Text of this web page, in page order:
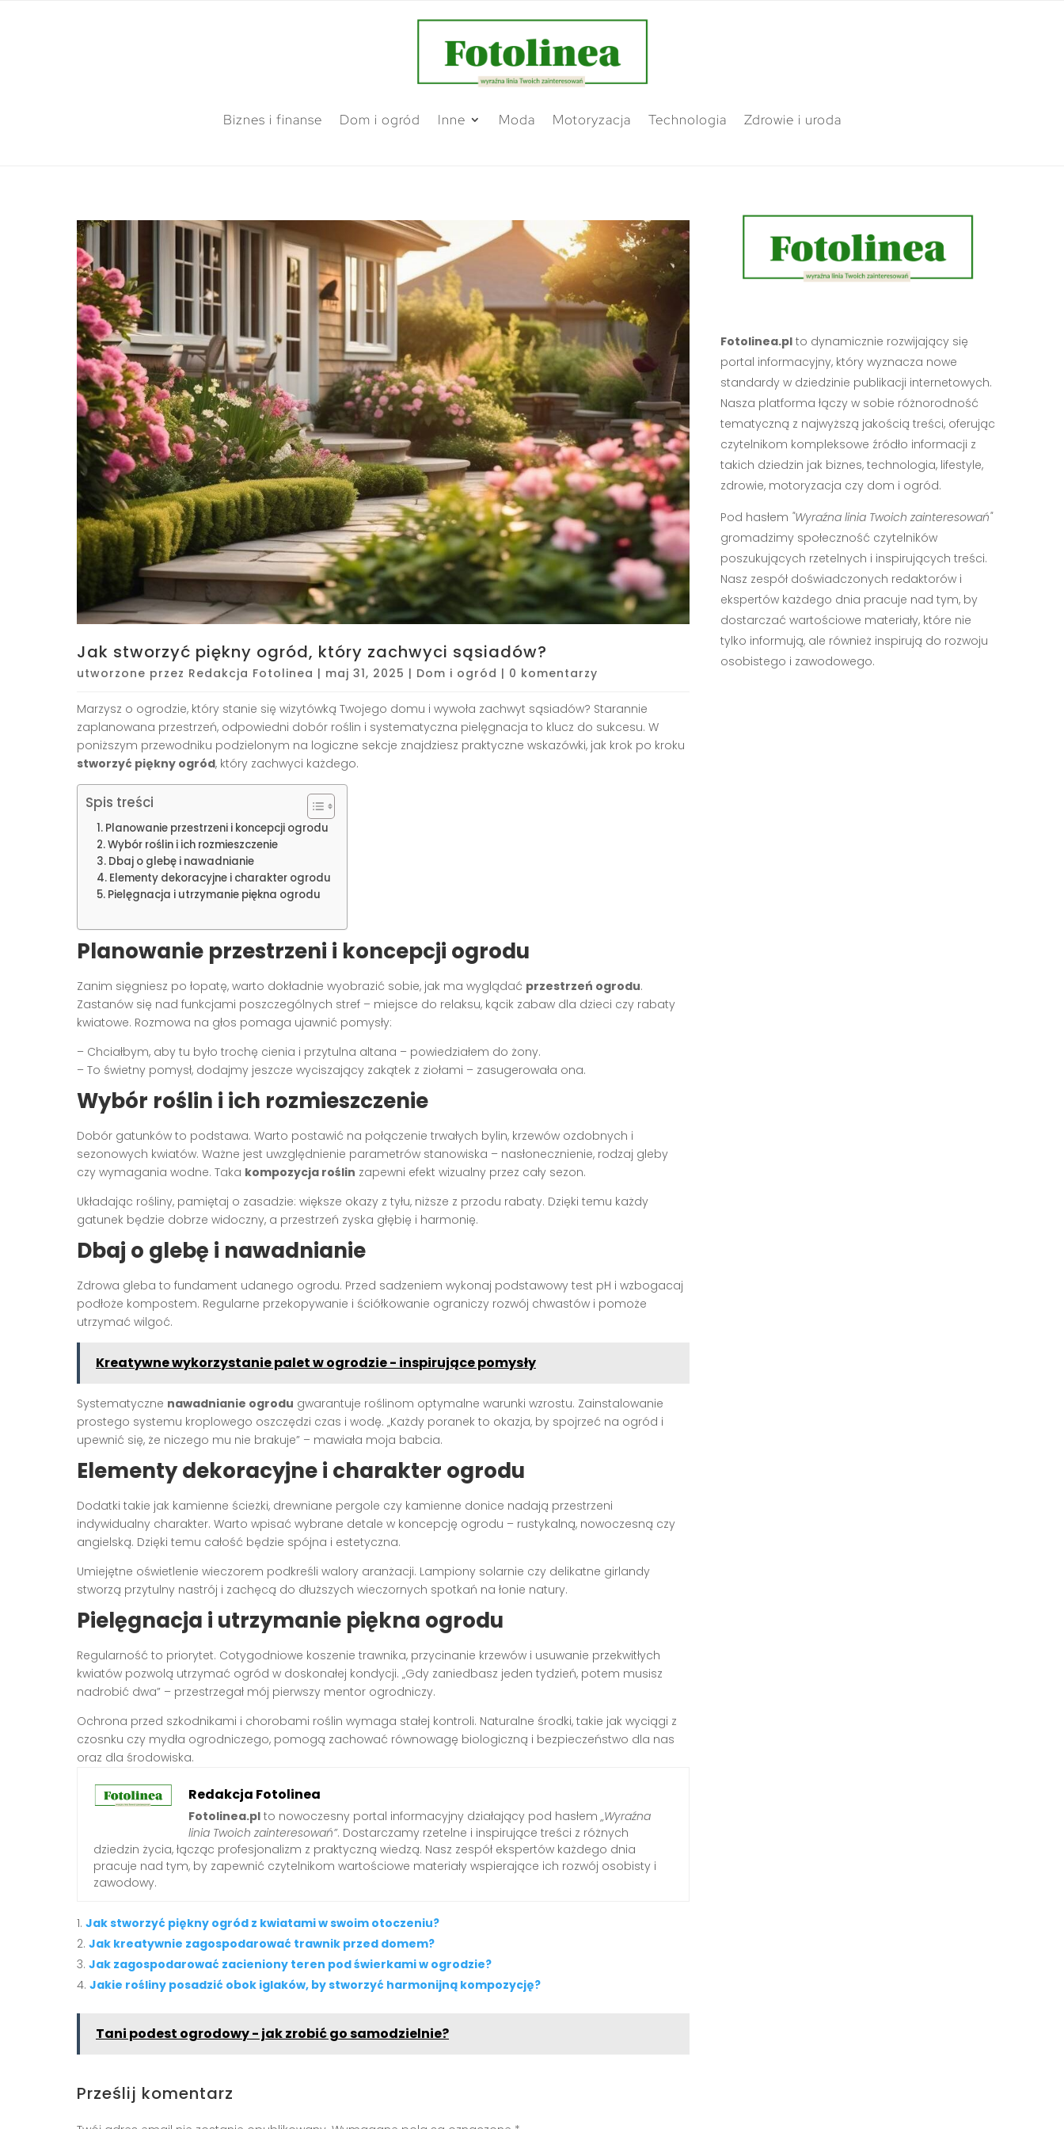
Biznes i finanse Dom i ogród Inne Moda Motoryzacja Technologia Zdrowie i uroda
Jak stworzyć piękny ogród, który zachwyci sąsiadów?
utworzone przez Redakcja Fotolinea | maj 31, 2025 | Dom i ogród | 0 komentarzy
Marzysz o ogrodzie, który stanie się wizytówką Twojego domu i wywoła zachwyt sąsiadów? Starannie
zaplanowana przestrzeń, odpowiedni dobór roślin i systematyczna pielęgnacja to klucz do sukcesu. W
poniższym przewodniku podzielonym na logiczne sekcje znajdziesz praktyczne wskazówki, jak krok po kroku
stworzyć piękny ogród, który zachwyci każdego.
Spis treści
Planowanie przestrzeni i koncepcji ogrodu
Wybór roślin i ich rozmieszczenie
Dbaj o glebę i nawadnianie
Elementy dekoracyjne i charakter ogrodu
Pielęgnacja i utrzymanie piękna ogrodu
Planowanie przestrzeni i koncepcji ogrodu
Zanim sięgniesz po łopatę, warto dokładnie wyobrazić sobie, jak ma wyglądać przestrzeń ogrodu.
Zastanów się nad funkcjami poszczególnych stref – miejsce do relaksu, kącik zabaw dla dzieci czy rabaty
kwiatowe. Rozmowa na głos pomaga ujawnić pomysły:
– Chciałbym, aby tu było trochę cienia i przytulna altana – powiedziałem do żony.
– To świetny pomysł, dodajmy jeszcze wyciszający zakątek z ziołami – zasugerowała ona.
Wybór roślin i ich rozmieszczenie
Dobór gatunków to podstawa. Warto postawić na połączenie trwałych bylin, krzewów ozdobnych i
sezonowych kwiatów. Ważne jest uwzględnienie parametrów stanowiska – nasłonecznienie, rodzaj gleby
czy wymagania wodne. Taka kompozycja roślin zapewni efekt wizualny przez cały sezon.
Układając rośliny, pamiętaj o zasadzie: większe okazy z tyłu, niższe z przodu rabaty. Dzięki temu każdy
gatunek będzie dobrze widoczny, a przestrzeń zyska głębię i harmonię.
Dbaj o glebę i nawadnianie
Zdrowa gleba to fundament udanego ogrodu. Przed sadzeniem wykonaj podstawowy test pH i wzbogacaj
podłoże kompostem. Regularne przekopywanie i ściółkowanie ograniczy rozwój chwastów i pomoże
utrzymać wilgoć.
Kreatywne wykorzystanie palet w ogrodzie - inspirujące pomysły
Systematyczne nawadnianie ogrodu gwarantuje roślinom optymalne warunki wzrostu. Zainstalowanie
prostego systemu kroplowego oszczędzi czas i wodę. „Każdy poranek to okazja, by spojrzeć na ogród i
upewnić się, że niczego mu nie brakuje” – mawiała moja babcia.
Elementy dekoracyjne i charakter ogrodu
Dodatki takie jak kamienne ścieżki, drewniane pergole czy kamienne donice nadają przestrzeni
indywidualny charakter. Warto wpisać wybrane detale w koncepcję ogrodu – rustykalną, nowoczesną czy
angielską. Dzięki temu całość będzie spójna i estetyczna.
Umiejętne oświetlenie wieczorem podkreśli walory aranżacji. Lampiony solarnie czy delikatne girlandy
stworzą przytulny nastrój i zachęcą do dłuższych wieczornych spotkań na łonie natury.
Pielęgnacja i utrzymanie piękna ogrodu
Regularność to priorytet. Cotygodniowe koszenie trawnika, przycinanie krzewów i usuwanie przekwitłych
kwiatów pozwolą utrzymać ogród w doskonałej kondycji. „Gdy zaniedbasz jeden tydzień, potem musisz
nadrobić dwa” – przestrzegał mój pierwszy mentor ogrodniczy.
Ochrona przed szkodnikami i chorobami roślin wymaga stałej kontroli. Naturalne środki, takie jak wyciągi z
czosnku czy mydła ogrodniczego, pomogą zachować równowagę biologiczną i bezpieczeństwo dla nas
oraz dla środowiska.
Redakcja Fotolinea
Fotolinea.pl to nowoczesny portal informacyjny działający pod hasłem „Wyraźna
linia Twoich zainteresowań”. Dostarczamy rzetelne i inspirujące treści z różnych
dziedzin życia, łącząc profesjonalizm z praktyczną wiedzą. Nasz zespół ekspertów każdego dnia
pracuje nad tym, by zapewnić czytelnikom wartościowe materiały wspierające ich rozwój osobisty i
zawodowy.
Jak stworzyć piękny ogród z kwiatami w swoim otoczeniu?
Jak kreatywnie zagospodarować trawnik przed domem?
Jak zagospodarować zacieniony teren pod świerkami w ogrodzie?
Jakie rośliny posadzić obok iglaków, by stworzyć harmonijną kompozycję?
Tani podest ogrodowy - jak zrobić go samodzielnie?
Prześlij komentarz
Fotolinea.plto dynamicznie rozwijający się
portal informacyjny, który wyznacza nowe
standardy w dziedzinie publikacji internetowych.
Nasza platforma łączy w sobie różnorodność
tematyczną z najwyższą jakością treści, oferując
czytelnikom kompleksowe źródło informacji z
takich dziedzin jak biznes, technologia, lifestyle,
zdrowie, motoryzacja czy dom i ogród.
Pod hasłem "Wyraźna linia Twoich zainteresowań"
gromadzimy społeczność czytelników
poszukujących rzetelnych i inspirujących treści.
Nasz zespół doświadczonych redaktorów i
ekspertów każdego dnia pracuje nad tym, by
dostarczać wartościowe materiały, które nie
tylko informują, ale również inspirują do rozwoju
osobistego i zawodowego.